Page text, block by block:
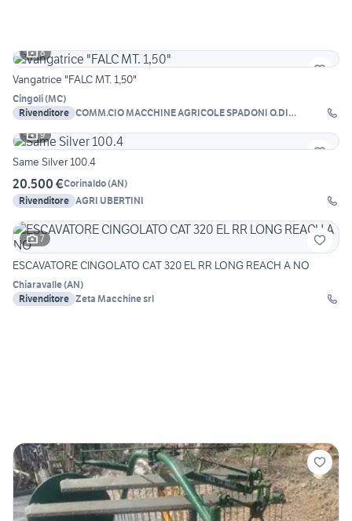
8
Vangatrice "FALC MT. 1,50"
Cingoli(MC)
Rivenditore COMM.CIO MACCHINE AGRICOLE SPADONI O.DI
9
Same Silver 100.4
20.500 €Corinaldo(AN)
Rivenditore AGRI UBERTINI
7
ESCAVATORE CINGOLATO CAT 320 EL RR LONG REACH A NO
Chiaravalle(AN)
Rivenditore Zeta Macchine srl